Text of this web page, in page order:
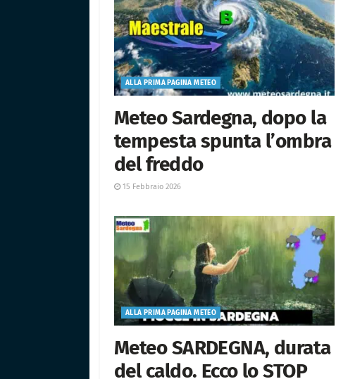
ALLA PRIMA PAGINA METEO
Meteo Sardegna, dopo la
tempesta spunta l’ombra
del freddo
15 Febbraio 2026
ALLA PRIMA PAGINA METEO
Meteo SARDEGNA, durata
del caldo. Ecco lo STOP